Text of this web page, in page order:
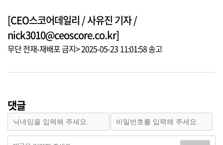
[CEO스코어데일리 / 사유진 기자 /
nick3010@ceoscore.co.kr]
무단 전재-재배포 금지> 2025-05-23 11:01:58 송고
댓글